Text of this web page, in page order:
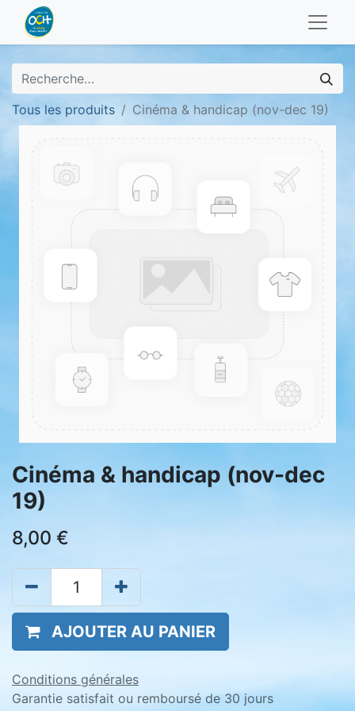
Tous les produits Cinéma & handicap (nov-dec 19)
Cinéma & handicap (nov-dec
19)
8,00 €
AJOUTER AU PANIER
Conditions générales
Garantie satisfait ou remboursé de 30 jours